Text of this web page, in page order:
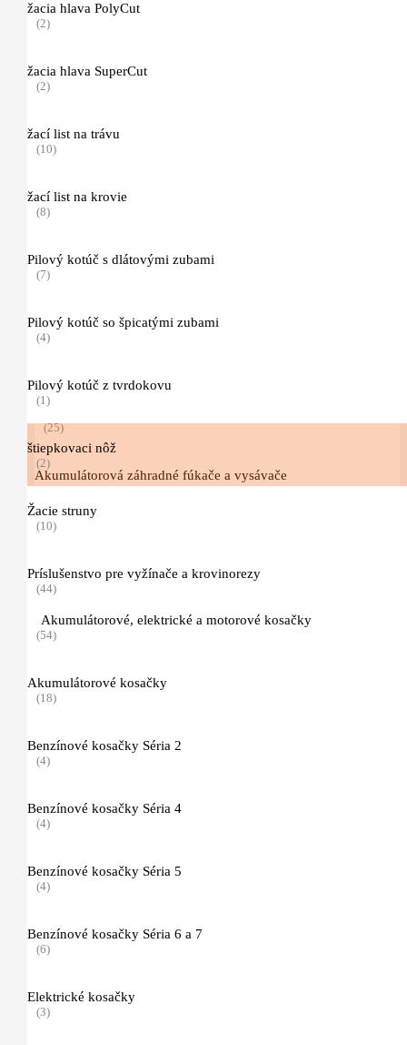
Akumulátorové záhradné nožnice
Motorové záhradné nožnice
Elektrické záhradné nožnice
Nožnice na vysoký živý plot
Príslušenstvo
Akumulátorové záhradné nožnice
(1)
(8)
(25)
Akumulátorová záhradné fúkače a vysávače
(10)
(1)
(3)
(8)
Vysokotlakové čističe
(34)
Príslušenstvo pre vysokotlakové čističe
(16)
čistiace prostriedky
(10)
žacia hlava PolyCut
(2)
žacia hlava SuperCut
(2)
žací list na trávu
(10)
žací list na krovie
(8)
Pilový kotúč s dlátovými zubami
(7)
Pilový kotúč so špicatými zubami
(4)
Pilový kotúč z tvrdokovu
(1)
štiepkovaci nôž
(2)
Žacie struny
(10)
Príslušenstvo pre vyžínače a krovinorezy
(44)
Akumulátorové, elektrické a motorové kosačky
(54)
Akumulátorové kosačky
(18)
Benzínové kosačky Séria 2
(4)
Benzínové kosačky Séria 4
(4)
Benzínové kosačky Séria 5
(4)
Benzínové kosačky Séria 6 a 7
(6)
Elektrické kosačky
(3)